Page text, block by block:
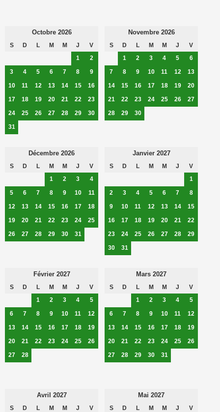
Octobre 2026
S D L M M J
V
1
2
3
4 5 6 7 8
9
10
11 12 13 14 15
16
17
18 19 20 21 22
23
24
25 26 27 28 29
30
31
Novembre 2026
S D L M M J
V
1
2 3 4 5
6
7
8 9 10 11 12
13
14
15 16 17 18 19
20
21
22 23 24 25 26
27
28
29 30
Décembre 2026
S D L M M J
V
1
2 3
4
5
6 7 8 9 10
11
12
13 14 15 16 17
18
19
20 21 22 23 24
25
26
27 28 29 30 31
Janvier 2027
S D L M M J
V
1
2
3 4 5 6 7
8
9
10 11 12 13 14
15
16
17 18 19 20 21
22
23
24 25 26 27 28
29
30
31
Février 2027
S D L M M J
V
1
2 3 4
5
6
7 8 9 10 11
12
13
14 15 16 17 18
19
20
21 22 23 24 25
26
27
28
Mars 2027
S D L M M J
V
1
2 3 4
5
6
7 8 9 10 11
12
13
14 15 16 17 18
19
20
21 22 23 24 25
26
27
28 29 30 31
Avril 2027
S D L M M J
V
Mai 2027
S D L M M J
V